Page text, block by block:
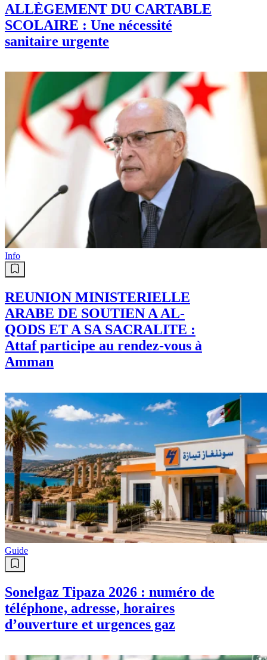
ALLÈGEMENT DU CARTABLE
SCOLAIRE : Une nécessité
sanitaire urgente
Info
REUNION MINISTERIELLE
ARABE DE SOUTIEN A AL-
QODS ET A SA SACRALITE :
Attaf participe au rendez-vous à
Amman
Guide
Sonelgaz Tipaza 2026 : numéro de
téléphone, adresse, horaires
d’ouverture et urgences gaz